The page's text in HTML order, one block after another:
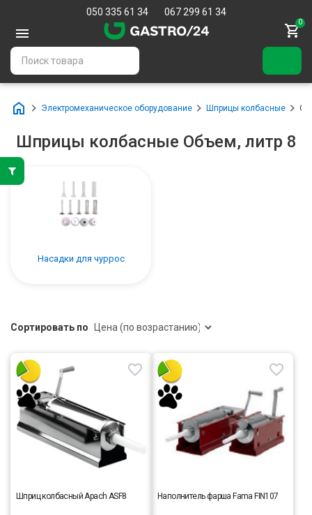
050 335 61 34 067 299 61 34
0
Электромеханическое оборудование Шприцы колбасные
Шприцы колбасные Объем, литр 8
Насадки для чуррос
Сортировать по
Шприц колбасный Apach ASF8 Наполнитель фарша Fama FIN107